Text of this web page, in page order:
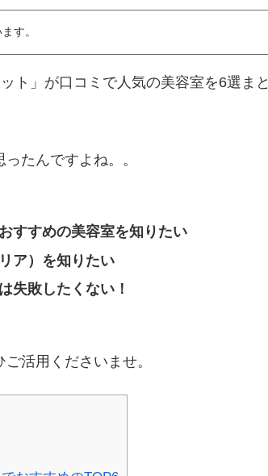
す。
ト」が口コミで人気の美容室を6選まと
ったんですよね。。
すすめの美容室を知りたい
ア）を知りたい
失敗したくない！
活用くださいませ。